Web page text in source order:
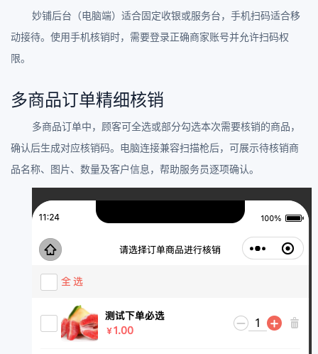
妙铺后台（电脑端）适合固定收银或服务台，手机扫码适合移
动接待。使用手机核销时，需要登录正确商家账号并允许扫码权
限。
多商品订单精细核销
多商品订单中，顾客可全选或部分勾选本次需要核销的商品，
确认后生成对应核销码。电脑连接兼容扫描枪后，可展示待核销商
品名称、图片、数量及客户信息，帮助服务员逐项确认。